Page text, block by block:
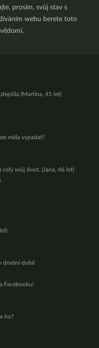
prosím, svůj stav s
webu berete toto
(Martina, 41 let)
měla vypadat?
celý svůj život. (Jana, 46 let)
dnešní době
Facebooku!
ho?